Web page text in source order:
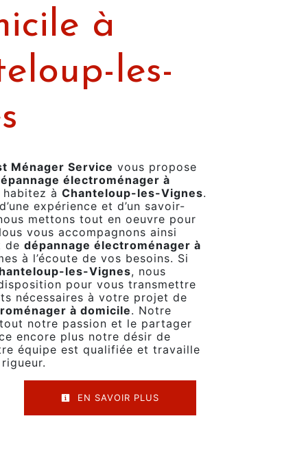
à
les-
Ménager Service vous propose
électroménager à
à Chanteloup-les-Vignes.
expérience et d’un savoir-
mettons tout en oeuvre pour
vous accompagnons ainsi
de dépannage électroménager à
à l’écoute de vos besoins. Si
les-Vignes, nous
pour vous transmettre
nécessaires à votre projet de
à domicile. Notre
notre passion et le partager
encore plus notre désir de
équipe est qualifiée et travaille
EN SAVOIR PLUS